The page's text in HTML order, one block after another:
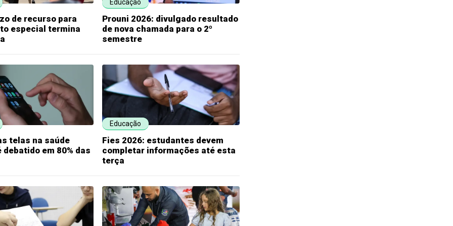
de recurso para
especial termina
Educação
Prouni 2026: divulgado resultado
de nova chamada para o 2º
semestre
telas na saúde
em 80% das
Educação
Fies 2026: estudantes devem
completar informações até esta
terça